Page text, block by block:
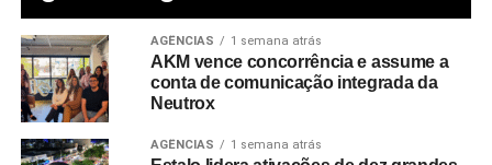
AGÊNCIAS 1 semana atrás
AKM vence concorrência e assume a
conta de comunicação integrada da
Neutrox
AGÊNCIAS 1 semana atrás